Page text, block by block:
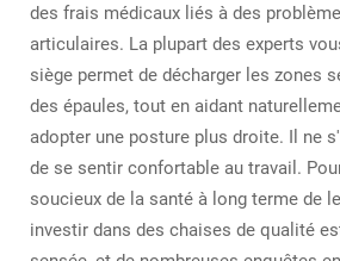
des frais médicaux liés à des
articulaires. La plupart des experts
siège permet de décharger les zones
des épaules, tout en aidant
adopter une posture plus droite. Il ne
de se sentir confortable au travail.
soucieux de la santé à long terme de
investir dans des chaises de qualité